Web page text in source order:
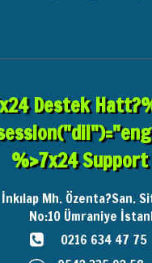
Destek
%>7x24
İnkılap Mh. Özenta?San.
No:10 Ümraniye
0216 634 47 75